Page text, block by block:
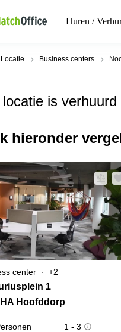
Huren /
Locatie Business centers
locatie is verhuurd
hieronder
center +2
1
Hoofddorp
1 - 3